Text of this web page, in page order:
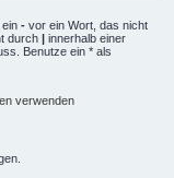
- vor ein Wort, das nicht
durch | innerhalb einer
Benutze ein * als
verwenden